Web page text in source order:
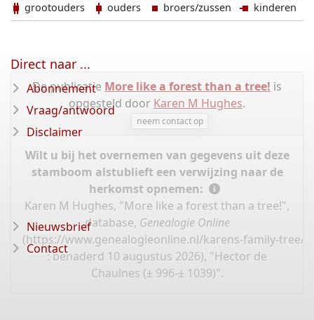
grootouders
ouders broers/zussen kinderen
De publicatie More like a forest than a tree! is
opgesteld door Karen M Hughes.
neem contact op
Wilt u bij het overnemen van gegevens uit deze
stamboom alstublieft een verwijzing naar de
herkomst opnemen:
Karen M Hughes, "More like a forest than a tree!",
database, Genealogie Online
(https://www.genealogieonline.nl/karens-family-tree/
: benaderd 10 augustus 2026), "Hector de
Chaulnes (± 996-± 1039)".
Direct naar ...
Abonnement
Vraag/antwoord
Disclaimer
Nieuwsbrief
Contact